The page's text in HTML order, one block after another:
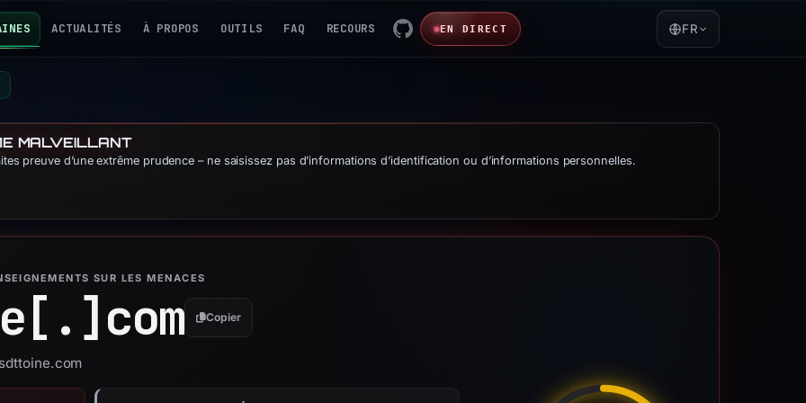
ACTUALITÉS À PROPOS OUTILS FAQ RECOURS EN DIRECT FR
MALVEILLANT
preuve d’une extrême prudence – ne saisissez pas d’informations d’identification ou d’informations personnelles.
SUR LES MENACES
com Copier